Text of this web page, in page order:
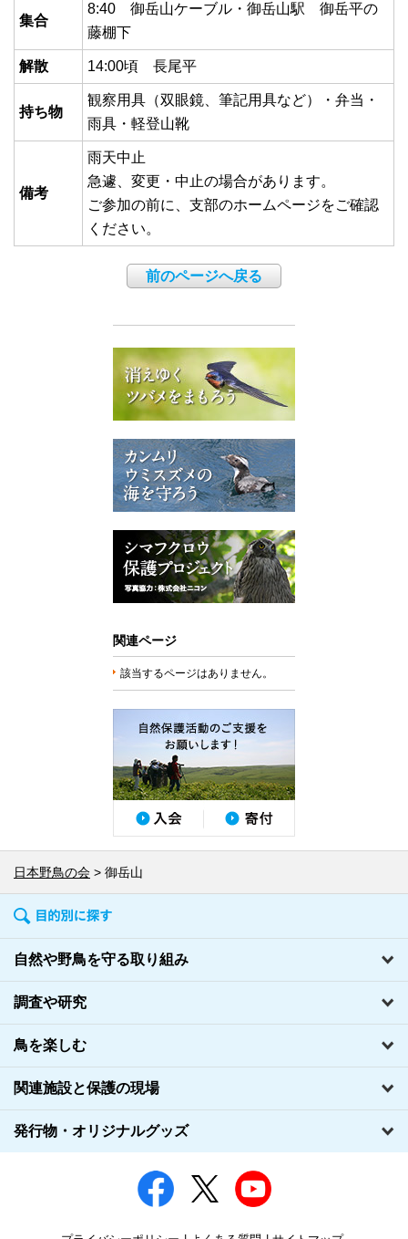
集合
8:40 御岳山ケーブル・御岳山駅 御岳平の
藤棚下
解散 14:00頃 長尾平
持ち物
観察用具（双眼鏡、筆記用具など）・弁当・
雨具・軽登山靴
備考
雨天中止
急遽、変更・中止の場合があります。
ご参加の前に、支部のホームページをご確認
ください。
前のページへ戻る
関連ページ
該当するページはありません。
日本野鳥の会 御岳山
自然や野鳥を守る取り組み
調査や研究
鳥を楽しむ
関連施設と保護の現場
発行物・オリジナルグッズ